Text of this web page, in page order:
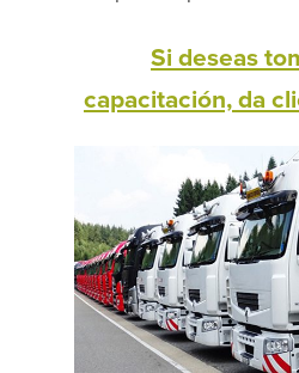
Si deseas
capacitación, da